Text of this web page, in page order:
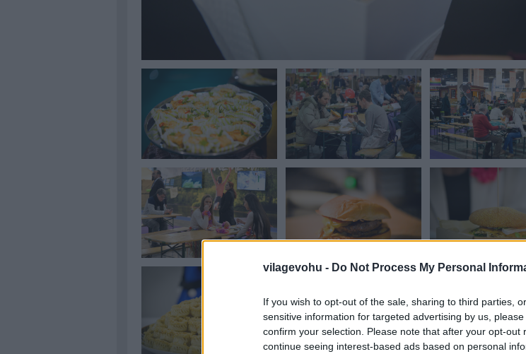
vilagevohu - Do Not Process My Personal
If you wish to opt-out of the sale, sharing to third parties,
sensitive information for targeted advertising by us,
confirm your selection. Please note that after your opt-out
continue seeing interest-based ads based on personal